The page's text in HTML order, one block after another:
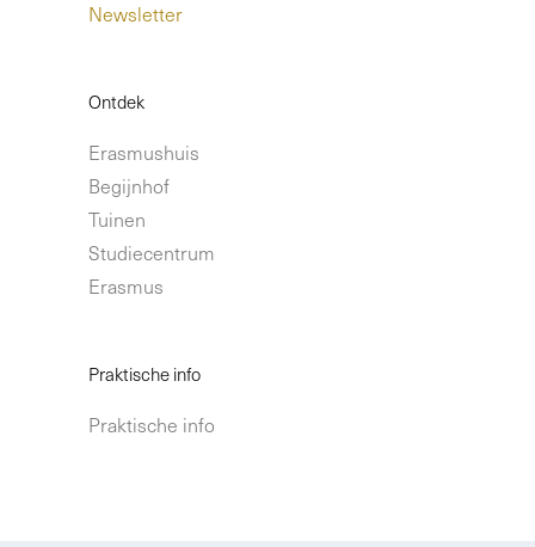
Newsletter
Ontdek
Erasmushuis
Begijnhof
Tuinen
Studiecentrum
Erasmus
Praktische info
Praktische info